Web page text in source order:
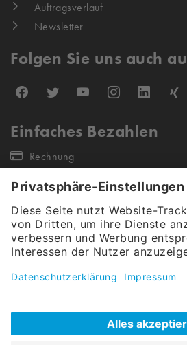
Auftragsverlauf
Newsletter
Folgen Sie uns auch
Einfaches Bezahlen
Rechnung
Unsere Versandpartner
Öffentliche Auftraggeber (keine